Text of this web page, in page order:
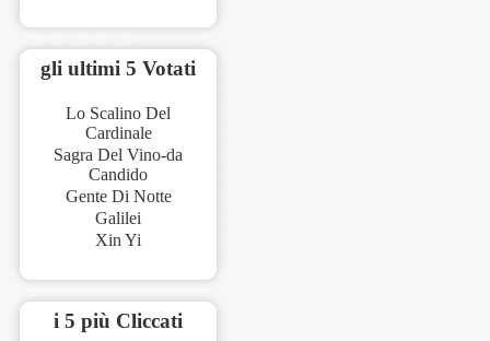
gli ultimi 5 Votati
Lo Scalino Del
Cardinale
Sagra Del Vino-da
Candido
Gente Di Notte
Galilei
Xin Yi
i 5 più Cliccati